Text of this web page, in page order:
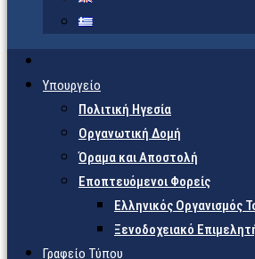
Υπουργείο
Πολιτική Ηγεσία
Οργανωτική Δομή
Όραμα και Αποστολή
Εποπτευόμενοι Φορείς
Eλληνικός Οργανισμός
Ξενοδοχειακό
Γραφείο Τύπου